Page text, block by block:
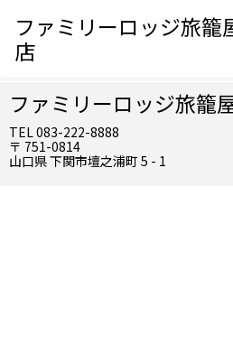
ファミリーロッジ旅籠
店
ファミリーロッジ旅籠
TEL 083-222-8888
〒 751-0814
山口県 下関市壇之浦町 5 - 1